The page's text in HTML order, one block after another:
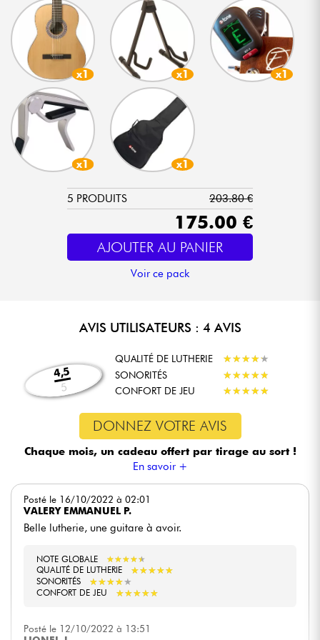
x1 x1 x1
x1 x1
5 PRODUITS 203.80 €
175.00 €
AJOUTER AU PANIER
Voir ce pack
AVIS UTILISATEURS : 4 AVIS
4,5
5
QUALITÉ DE LUTHERIE ★★★★★
★★★★★
SONORITÉS
★★★★★
★★★★★
CONFORT DE JEU
★★★★★
★★★★★
DONNEZ VOTRE AVIS
Chaque mois, un cadeau offert par tirage au sort !
En savoir +
Posté le 16/10/2022 à 02:01
VALERY EMMANUEL P.
Belle lutherie, une guitare à avoir.
NOTE GLOBALE ★★★★★
★★★★★
QUALITÉ DE LUTHERIE
★★★★★
★★★★★
SONORITÉS ★★★★★
★★★★★
CONFORT DE JEU ★★★★★
★★★★★
Posté le 12/10/2022 à 13:51